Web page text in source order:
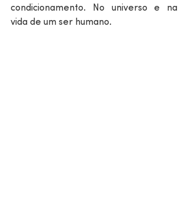
condicionamento. No universo e na
vida de um ser humano.